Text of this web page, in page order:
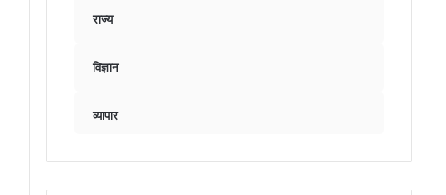
राज्य
विज्ञान
व्यापार